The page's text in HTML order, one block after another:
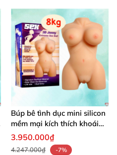
Búp bê tình dục mini silicon
mềm mại kích thích khoái
cảm cực đỉnh
3.950.000₫
4.247.000₫
-7%